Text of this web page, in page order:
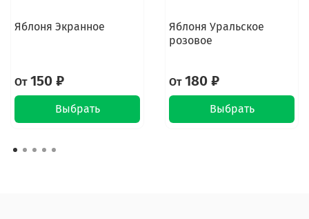
Яблоня Экранное
От150 ₽
Выбрать
Яблоня Уральское
розовое
От180 ₽
Выбрать